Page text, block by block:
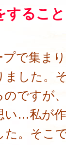
するこ
で集ま
ました。
ですが
い…私が
。そこ